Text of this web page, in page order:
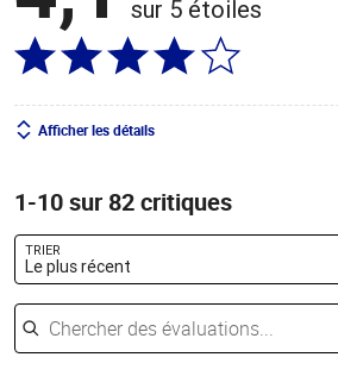
sur 5 étoiles
Afficher les détails
1-10 sur 82 critiques
TRIER
Le plus récent
Chercher des évaluations